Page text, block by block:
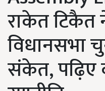
राकेत टिकैत
विधानसभा
संकेत, पढ़िए